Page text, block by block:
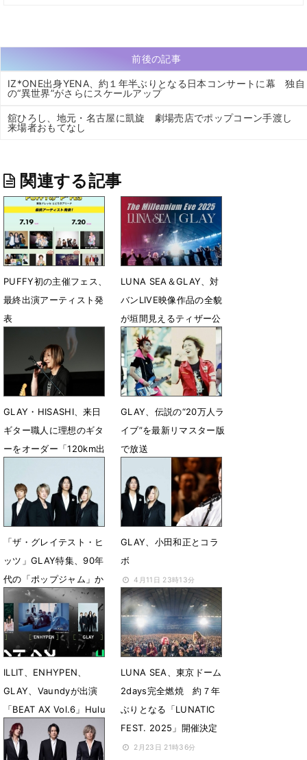
前後の記事
IZ*ONE出身YENA、約１年半ぶりとなる日本コンサートに幕 独自
の“異世界”がさらにスケールアップ
舘ひろし、地元・名古屋に凱旋 劇場売店でポップコーン手渡し
来場者おもてなし
関連する記事
PUFFY初の主催フェス、
最終出演アーティスト発
表
5月15日 23時13分
LUNA SEA＆GLAY、対
バンLIVE映像作品の全貌
が垣間見えるティザー公
開
4月29日 18時04分
GLAY・HISASHI、来日
ギター職人に理想のギタ
ーをオーダー「120km出
だわり熱弁
10月12日 16時52分
GLAY、伝説の“20万人ラ
イブ”を最新リマスター版
で放送
7月24日 17時00分
「ザ・グレイテスト・ヒ
ッツ」GLAY特集、90年
代の「ポップジャム」か
ら３曲紹介
6月16日 18時16分
GLAY、小田和正とコラ
ボ
4月11日 23時13分
ILLIT、ENHYPEN、
GLAY、Vaundyが出演
「BEAT AX Vol.6」Hulu
で独占擬似生配信
3月12日 23時12分
LUNA SEA、東京ドーム
2days完全燃焼 約７年
ぶりとなる「LUNATIC
FEST. 2025」開催決定
2月23日 21時36分